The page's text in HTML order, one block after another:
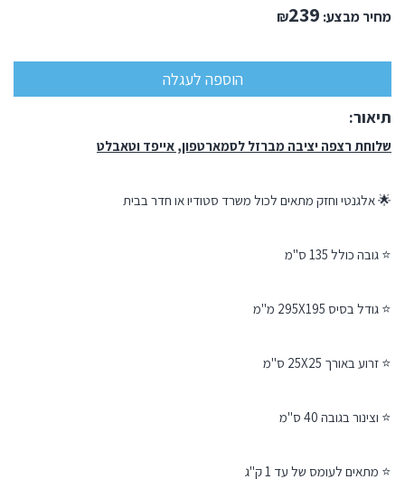
מחיר מבצע: ₪239
תיאור:
שלוחת רצפה יציבה מברזל לסמארטפון, אייפד וטאבלט
🌟 אלגנטי וחזק מתאים לכול משרד סטודיו או חדר בבית
⭐ גובה כולל 135 ס"מ
⭐ גודל בסיס 295X195 מ"מ
⭐ זרוע באורך 25X25 ס"מ
⭐ וצינור בגובה 40 ס"מ
⭐ מתאים לעומס של עד 1 ק"ג